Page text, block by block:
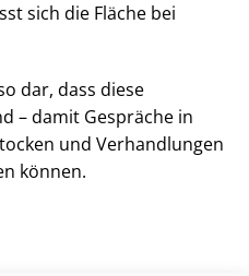
sich die Fläche bei
dar, dass diese
– damit Gespräche in
und Verhandlungen
können.